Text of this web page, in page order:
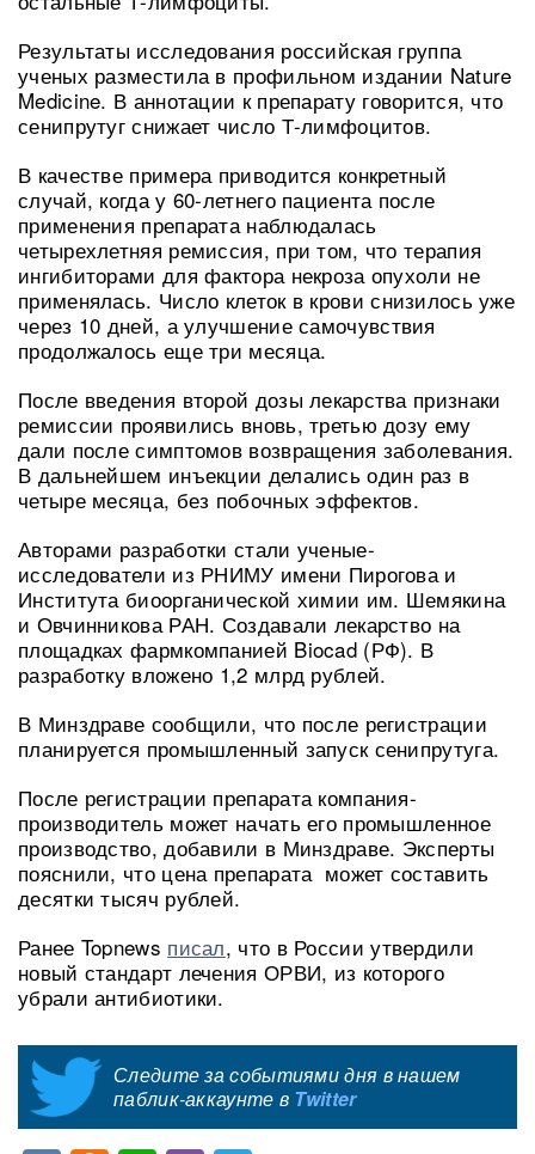
Результаты исследования российская группа
ученых разместила в профильном издании Nature
Medicine. В аннотации к препарату говорится, что
сенипрутуг снижает число Т-лимфоцитов.
В качестве примера приводится конкретный
случай, когда у 60-летнего пациента после
применения препарата наблюдалась
четырехлетняя ремиссия, при том, что терапия
ингибиторами для фактора некроза опухоли не
применялась. Число клеток в крови снизилось уже
через 10 дней, а улучшение самочувствия
продолжалось еще три месяца.
После введения второй дозы лекарства признаки
ремиссии проявились вновь, третью дозу ему
дали после симптомов возвращения заболевания.
В дальнейшем инъекции делались один раз в
четыре месяца, без побочных эффектов.
Авторами разработки стали ученые-
исследователи из РНИМУ имени Пирогова и
Института биоорганической химии им. Шемякина
и Овчинникова РАН. Создавали лекарство на
площадках фармкомпанией Biocad (РФ). В
разработку вложено 1,2 млрд рублей.
В Минздраве сообщили, что после регистрации
планируется промышленный запуск сенипрутуга.
После регистрации препарата компания-
производитель может начать его промышленное
производство, добавили в Минздраве. Эксперты
пояснили, что цена препарата может составить
десятки тысяч рублей.
Ранее Topnews писал, что в России утвердили
новый стандарт лечения ОРВИ, из которого
убрали антибиотики.
Следите за событиями дня в нашем
паблик-аккаунте в Twitter